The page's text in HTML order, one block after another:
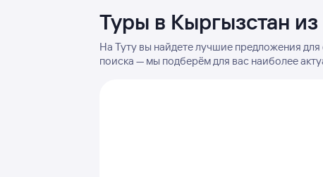
Туры в Кыргызстан
На Туту вы найдете лучшие предложения
поиска — мы подберём для вас наиболее